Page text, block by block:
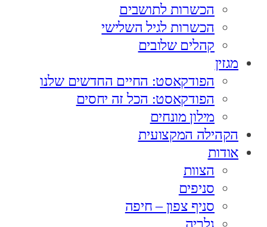
הכשרות לתושבים
הכשרות לגיל השלישי
קהלים שלובים
מגזין
הפודקאסט: החיים החדשים שלנו
הפודקאסט: הכל זה יחסים
מילון מונחים
הקהילה המקצועית
אודות
הצוות
סניפים
סניף צפון – חיפה